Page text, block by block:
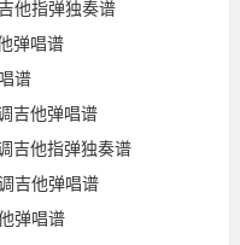
他指弹独奏谱
弹唱谱
谱
吉他弹唱谱
吉他指弹独奏谱
吉他弹唱谱
弹唱谱